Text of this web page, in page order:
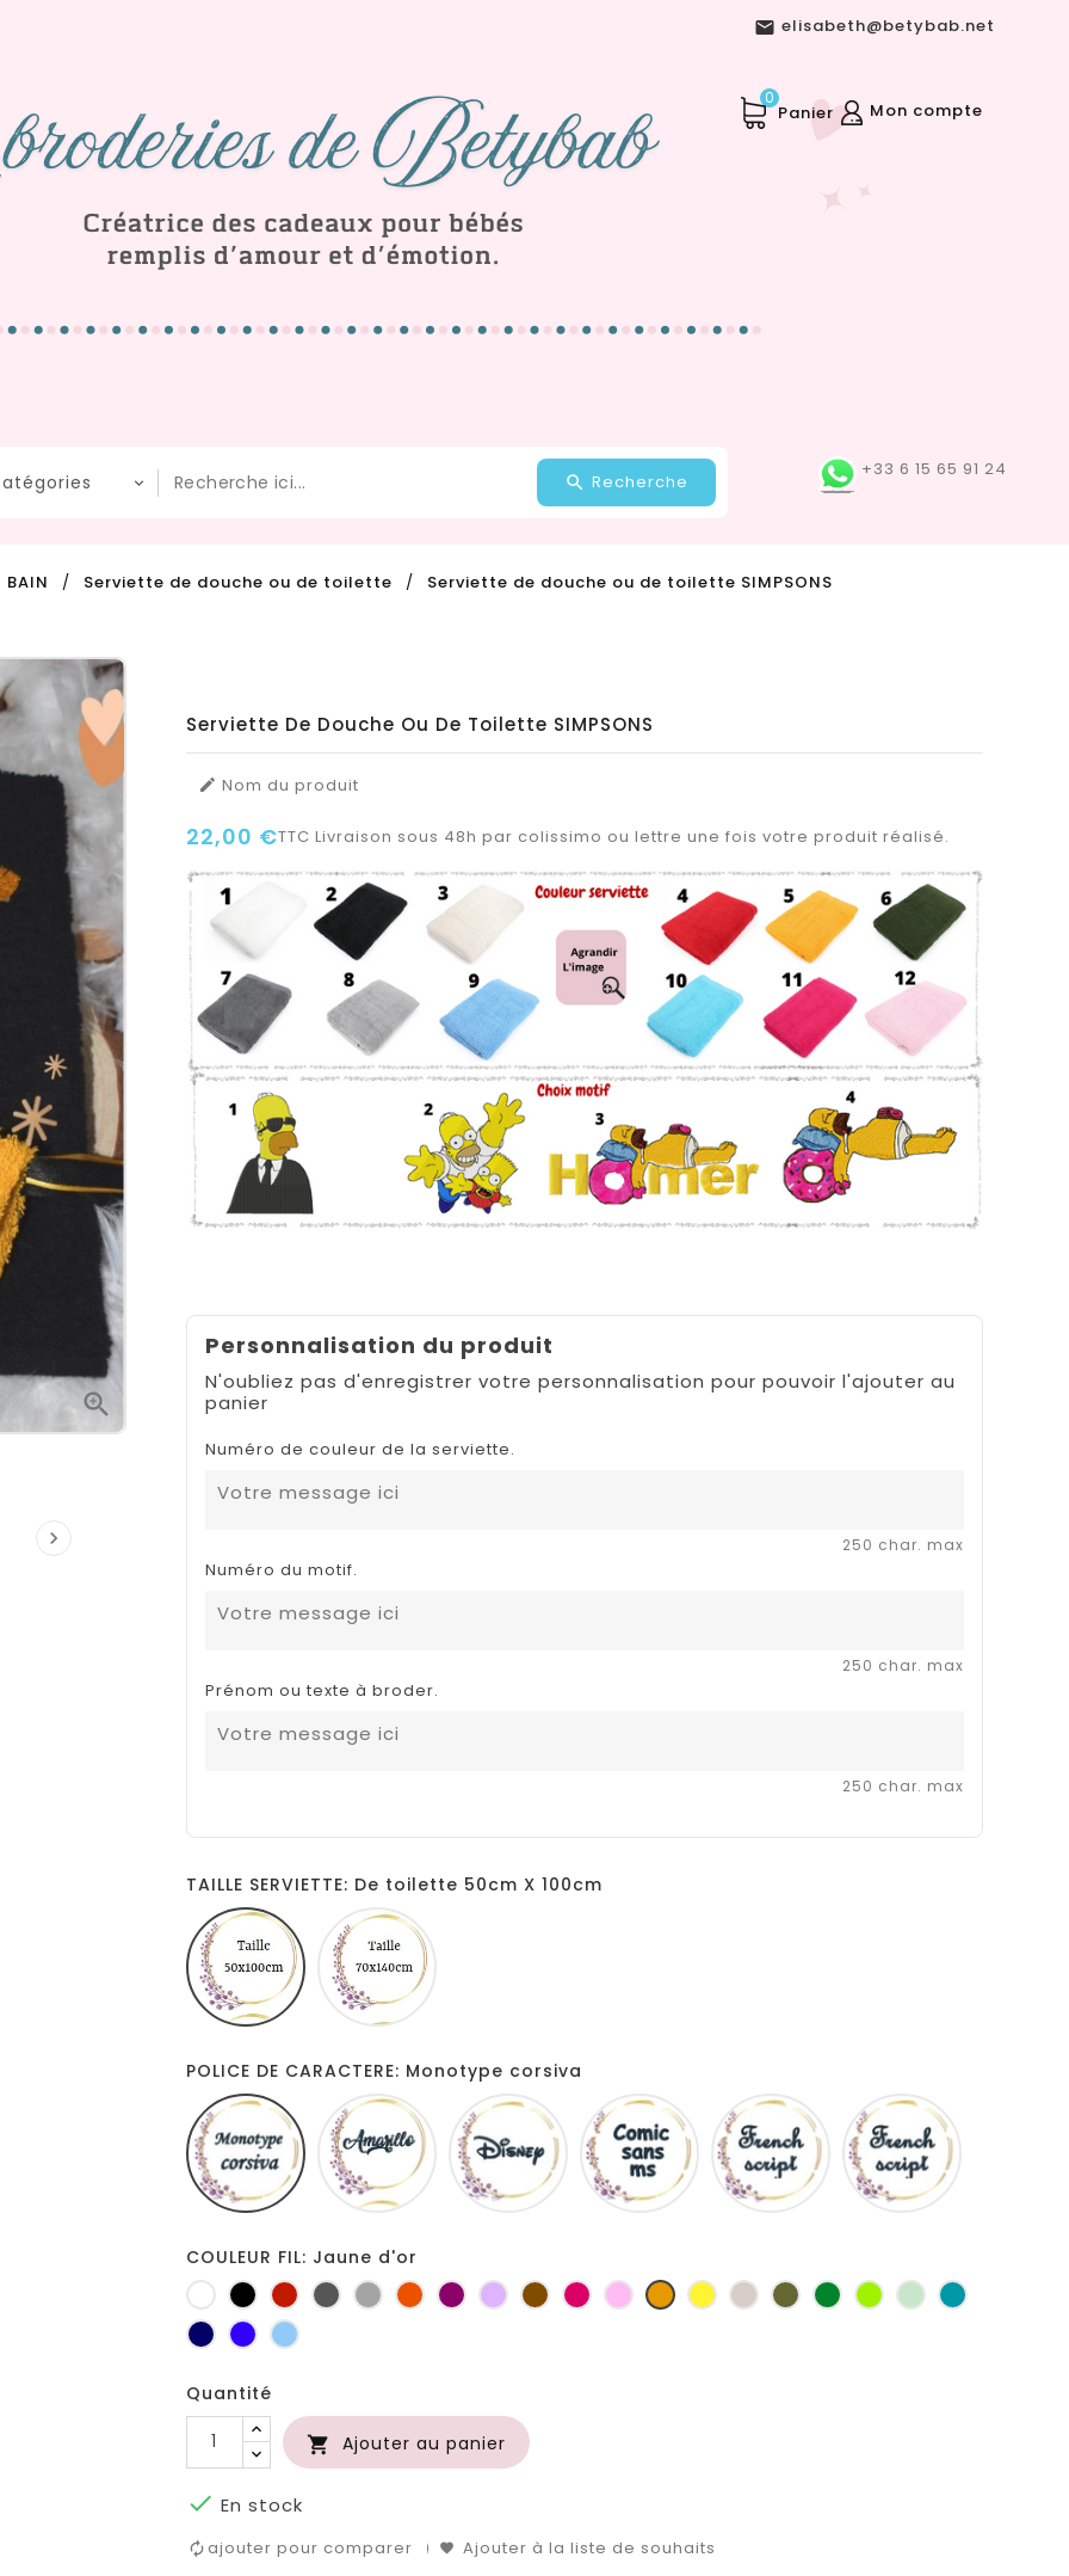
 elisabeth@betybab.net
Mon compte
Panier
0
+33 6 15 65 91 24
Recherche
BAIN Serviette de douche ou de toilette Serviette de douche ou de toilette SIMPSONS


Serviette De Douche Ou De Toilette SIMPSONS
 Nom du produit
22,00 €TTC Livraison sous 48h par colissimo ou lettre une fois votre produit réalisé.
Personnalisation du produit
N'oubliez pas d'enregistrer votre personnalisation pour pouvoir l'ajouter au
panier
Numéro de couleur de la serviette.
250 char. max
Numéro du motif.
250 char. max
Prénom ou texte à broder.
250 char. max
TAILLE SERVIETTE: De toilette 50cm X 100cm
toilette
50cm
X
100cm
POLICE DE CARACTERE: Monotype corsiva
Monotype
corsiva
Amarillo Disney
Comic
sans
ms
French
script
COULEUR FIL: Jaune d'or
BlancNoir RougeGris
foncé
Gris
clair
Orange
PruneLilasMarronFuchsia
RoseJaune
d'or
jauneFicelleKaki Vert
bouteille
Anis Vert
d'eau
Turquoise
MarineBleu
roi
Bleu
Quantité
 Ajouter au panier
 En stock
ajouter pour comparer Ajouter à la liste de souhaits